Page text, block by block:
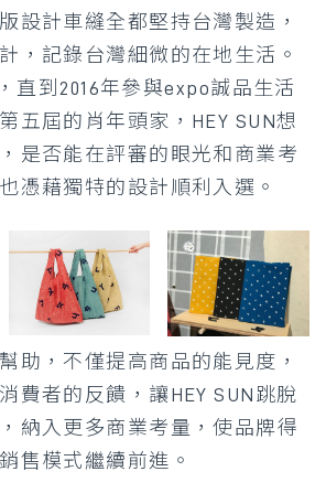
設計車縫全都堅持台灣製造，
，記錄台灣細微的在地生活。
直到2016年參與expo誠品生活
五屆的肖年頭家，HEY SUN想
是否能在評審的眼光和商業考
憑藉獨特的設計順利入選。
助，不僅提高商品的能見度，
費者的反饋，讓HEY SUN跳脫
納入更多商業考量，使品牌得
售模式繼續前進。